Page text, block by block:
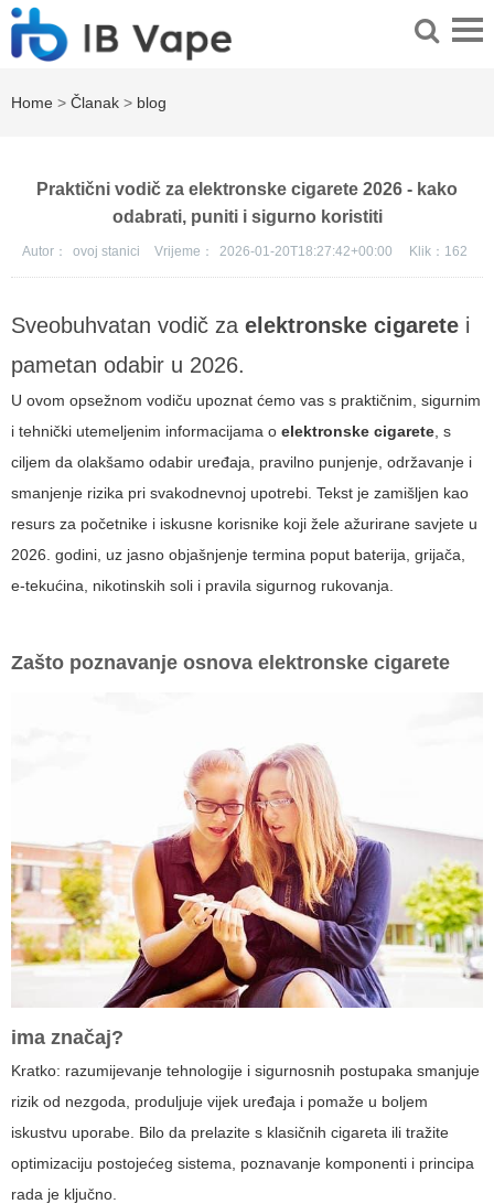
Home > Članak > blog
Praktični vodič za elektronske cigarete 2026 - kako
odabrati, puniti i sigurno koristiti
Autor： ovoj stanici Vrijeme： 2026-01-20T18:27:42+00:00 Klik： 162
Sveobuhvatan vodič za elektronske cigarete i
pametan odabir u 2026.
U ovom opsežnom vodiču upoznat ćemo vas s praktičnim, sigurnim
i tehnički utemeljenim informacijama o elektronske cigarete, s
ciljem da olakšamo odabir uređaja, pravilno punjenje, održavanje i
smanjenje rizika pri svakodnevnoj upotrebi. Tekst je zamišljen kao
resurs za početnike i iskusne korisnike koji žele ažurirane savjete u
2026. godini, uz jasno objašnjenje termina poput baterija, grijača,
e-tekućina, nikotinskih soli i pravila sigurnog rukovanja.
Zašto poznavanje osnova elektronske cigarete
ima značaj?
Kratko: razumijevanje tehnologije i sigurnosnih postupaka smanjuje
rizik od nezgoda, produljuje vijek uređaja i pomaže u boljem
iskustvu uporabe. Bilo da prelazite s klasičnih cigareta ili tražite
optimizaciju postojećeg sistema, poznavanje komponenti i principa
rada je ključno.